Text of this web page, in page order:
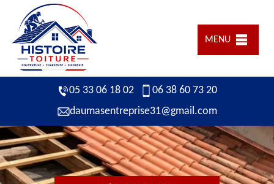
MENU
05 33 06 18 02
06 38 60 73 20
daumasentreprise31@gmail.com